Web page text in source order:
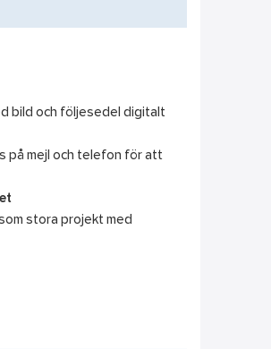
bild och följesedel digitalt
på mejl och telefon för att
stora projekt med